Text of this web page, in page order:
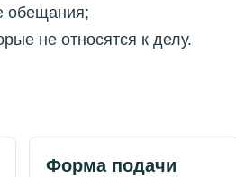
обещания;
не относятся к делу.
Форма подачи